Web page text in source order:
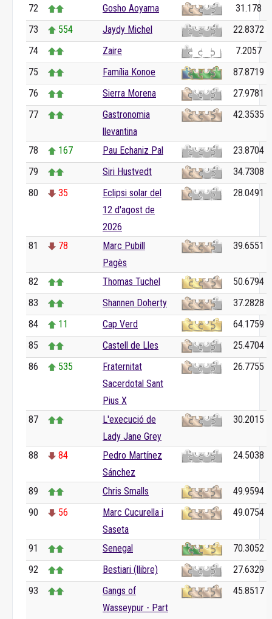
72 Gosho Aoyama
31.178
73
554 Jaydy Michel
22.8372
74
Zaire
7.2057
75
Família Konoe
87.8719
76
Sierra Morena
27.9781
77
Gastronomia
llevantina
42.3535
78 167 Pau Echaniz Pal
23.8704
79
Siri Hustvedt
34.7308
80
35
Eclipsi solar del
12 d'agost de
2026
28.0491
81 78
Marc Pubill
Pagès
39.6551
82 Thomas Tuchel
50.6794
83
Shannen Doherty
37.2828
84
11 Cap Verd
64.1759
85
Castell de Lles
25.4704
86
535
Fraternitat
Sacerdotal Sant
Pius X
26.7755
87
L'execució de
Lady Jane Grey
30.2015
88 84
Pedro Martínez
Sánchez
24.5038
89 Chris Smalls
49.9594
90
56
Marc Cucurella i
Saseta
49.0754
91 Senegal
70.3052
92
Bestiari (llibre)
27.6329
93
Gangs of
Wasseypur - Part
45.8517